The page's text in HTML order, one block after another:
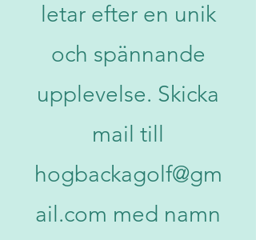
letar efter en unik
och spännande
upplevelse. Skicka
mail till
hogbackagolf@gm
ail.com med namn